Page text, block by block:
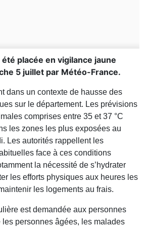
placée en vigilance jaune
5 juillet par Météo-France.
dans un contexte de hausse des
sur le département. Les prévisions
comprises entre 35 et 37 °C
les zones les plus exposées au
Les autorités rappellent les
face à ces conditions
la nécessité de s’hydrater
les efforts physiques aux heures les
les logements au frais.
est demandée aux personnes
personnes âgées, les malades